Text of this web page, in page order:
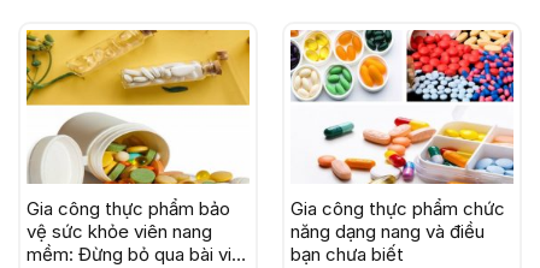
Gia công thực phẩm bảo
vệ sức khỏe viên nang
mềm: Đừng bỏ qua bài viết
Gia công thực phẩm chức
năng dạng nang và điều
bạn chưa biết